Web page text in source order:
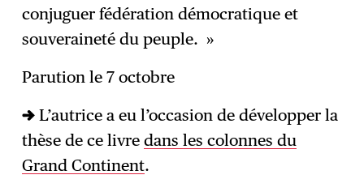
conjuguer fédération démocratique et
souveraineté du peuple. »
Parution le 7 octobre
→ L’autrice a eu l’occasion de développer la
thèse de ce livredans les colonnes du
Grand Continent.